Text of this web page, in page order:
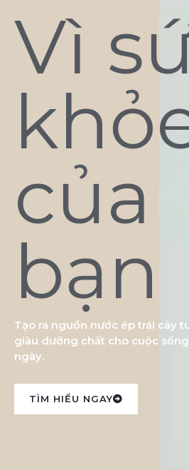
Vì
của
bạn
Tạo ra nguồn nước ép trái cây
giàu dưỡng chất cho cuộc
ngày.
TÌM HIỂU NGAY